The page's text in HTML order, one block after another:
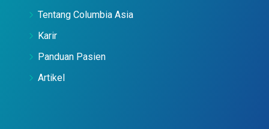
Tentang Columbia Asia
Karir
Panduan Pasien
Artikel